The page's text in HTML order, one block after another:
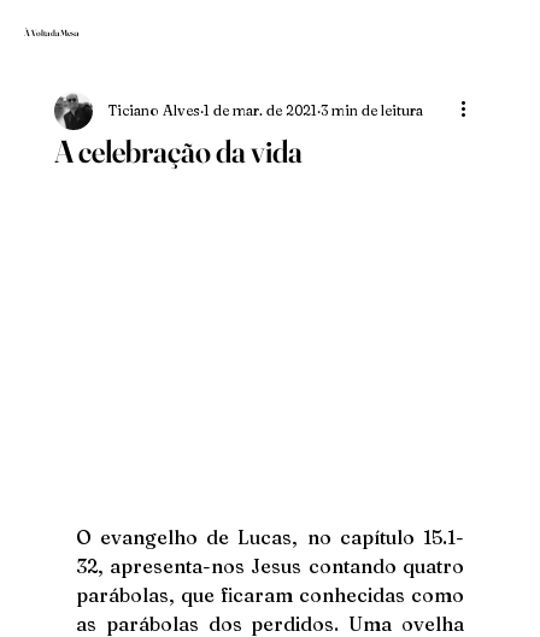
À Volta da Mesa
A celebração da vida
Ticiano Alves 1 de mar. de 2021 3 min de leitura
O evangelho de Lucas, no capítulo 15.1-
32, apresenta-nos Jesus contando quatro
parábolas, que ficaram conhecidas como
as parábolas dos perdidos. Uma ovelha